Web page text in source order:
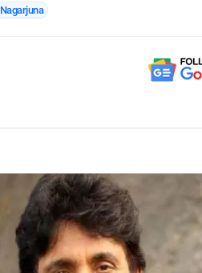
Nagarjuna